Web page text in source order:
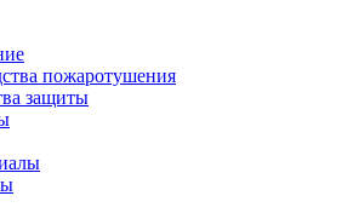
пожаротушения
защиты